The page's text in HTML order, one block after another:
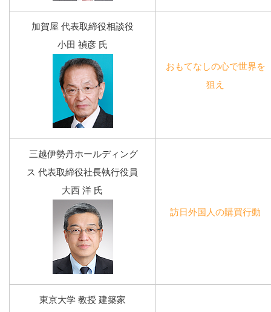
加賀屋 代表取締役相談役
小田 禎彦 氏
おもてなしの心で世界を
狙え
三越伊勢丹ホールディング
ス 代表取締役社長執行役員
大西 洋 氏
訪日外国人の購買行動
東京大学 教授 建築家